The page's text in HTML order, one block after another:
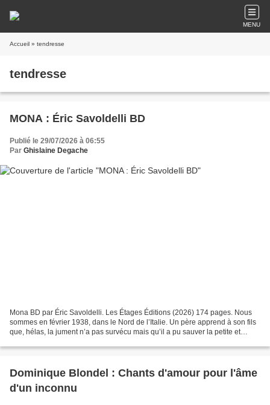
MENU
Accueil » tendresse
tendresse
MONA : Éric Savoldelli BD
Publié le 29/07/2026 à 06:55
Par Ghislaine Degache
Mona BD par Éric Savoldelli. Les Étages Éditions (2026) 174 pages. Nous
sommes en février 1938, dans le Nord de l’Italie. Un père apprend à son fils
que, hélas, la jument n’a pas survécu mais qu’il a pu sauver la petite et
Dominique Blondel : Chants d'amour pour l'âme
d'un inconnu